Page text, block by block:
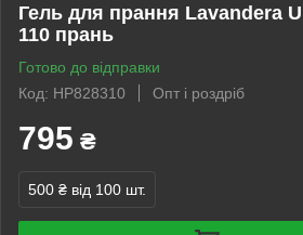
Гель для прання Lavandera
110 прань
Готово до відправки
Код: HP828310
Опт і роздріб
795 ₴
500 ₴ від 100 шт.